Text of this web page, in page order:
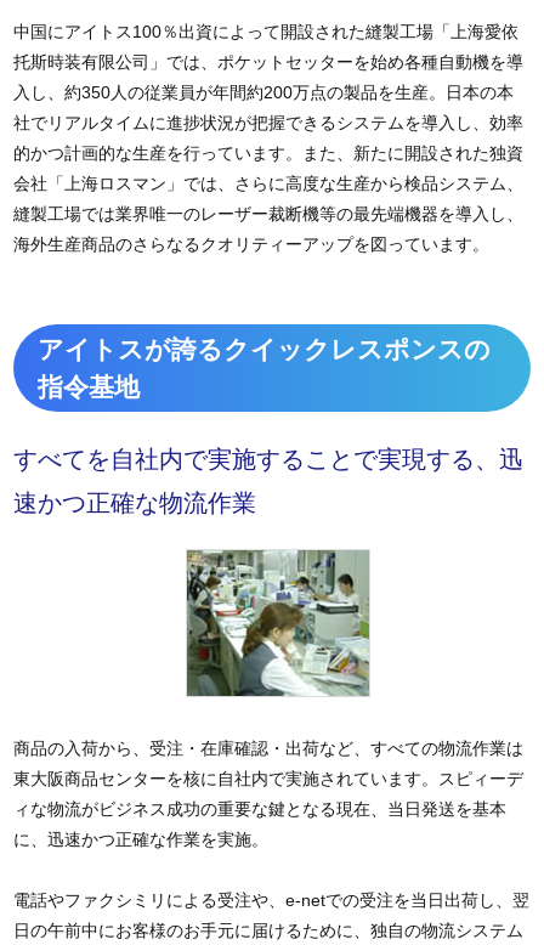
中国にアイトス100％出資によって開設された縫製工場「上海愛依
托斯時装有限公司」では、ポケットセッターを始め各種自動機を導
入し、約350人の従業員が年間約200万点の製品を生産。日本の本
社でリアルタイムに進捗状況が把握できるシステムを導入し、効率
的かつ計画的な生産を行っています。また、新たに開設された独資
会社「上海ロスマン」では、さらに高度な生産から検品システム、
縫製工場では業界唯一のレーザー裁断機等の最先端機器を導入し、
海外生産商品のさらなるクオリティーアップを図っています。
アイトスが誇るクイックレスポンスの
指令基地
すべてを自社内で実施することで実現する、迅
速かつ正確な物流作業
商品の入荷から、受注・在庫確認・出荷など、すべての物流作業は
東大阪商品センターを核に自社内で実施されています。スピィーデ
ィな物流がビジネス成功の重要な鍵となる現在、当日発送を基本
に、迅速かつ正確な作業を実施。
電話やファクシミリによる受注や、e-netでの受注を当日出荷し、翌
日の午前中にお客様のお手元に届けるために、独自の物流システム